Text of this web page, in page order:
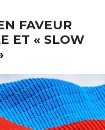
FAVEUR
ET « SLOW